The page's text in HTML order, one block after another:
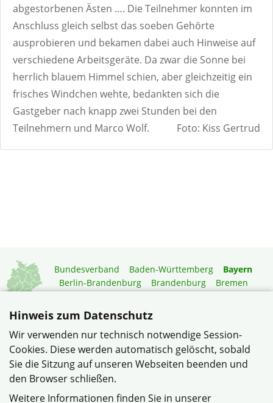
abgestorbenen Ästen …. Die Teilnehmer konnten im
Anschluss gleich selbst das soeben Gehörte
ausprobieren und bekamen dabei auch Hinweise auf
verschiedene Arbeitsgeräte. Da zwar die Sonne bei
herrlich blauem Himmel schien, aber gleichzeitig ein
frisches Windchen wehte, bedankten sich die
Gastgeber nach knapp zwei Stunden bei den
Teilnehmern und Marco Wolf.
Foto: Kiss Gertrud
Bundesverband Baden-Württemberg
Bayern
Berlin-Brandenburg
Brandenburg
Bremen
Niedersachsen
Rheinland-Pfalz
Saarland
Sachsen-Anhalt
Schleswig-Holstein
Thüringen
Mitgliedermagazin
Gartenberatung
© Siedlergemeinschaft Grettstadt im Verband Wohneigentum
Hinweis zum Datenschutz
Wir verwenden nur technisch notwendige Session-
Cookies. Diese werden automatisch gelöscht, sobald
Sie die Sitzung auf unseren Webseiten beenden und
den Browser schließen.
Weitere Informationen finden Sie in unserer